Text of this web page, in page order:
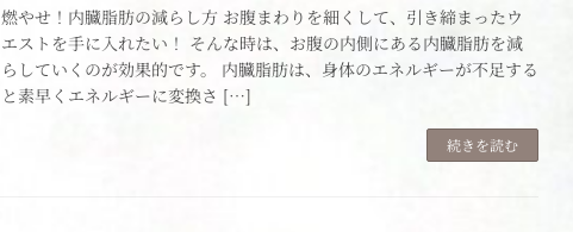
燃やせ！内臓脂肪の減らし方 お腹まわりを細くして、引き締まったウ
エストを手に入れたい！ そんな時は、お腹の内側にある内臓脂肪を減
らしていくのが効果的です。 内臓脂肪は、身体のエネルギーが不足する
と素早くエネルギーに変換さ […]
続きを読む